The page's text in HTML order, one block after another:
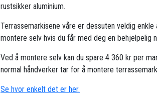
rustsikker aluminium.
Terrassemarkisene våre er dessuten veldig
montere selv hvis du får med deg en behjelpelig
Ved å montere selv kan du spare 4 360 kr per
normal håndverker tar for å montere
Se hvor enkelt det er her.